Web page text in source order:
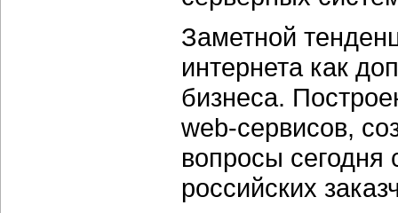
Заметной
интернета как
бизнеса.
web-сервисов,
вопросы сегодня
российских